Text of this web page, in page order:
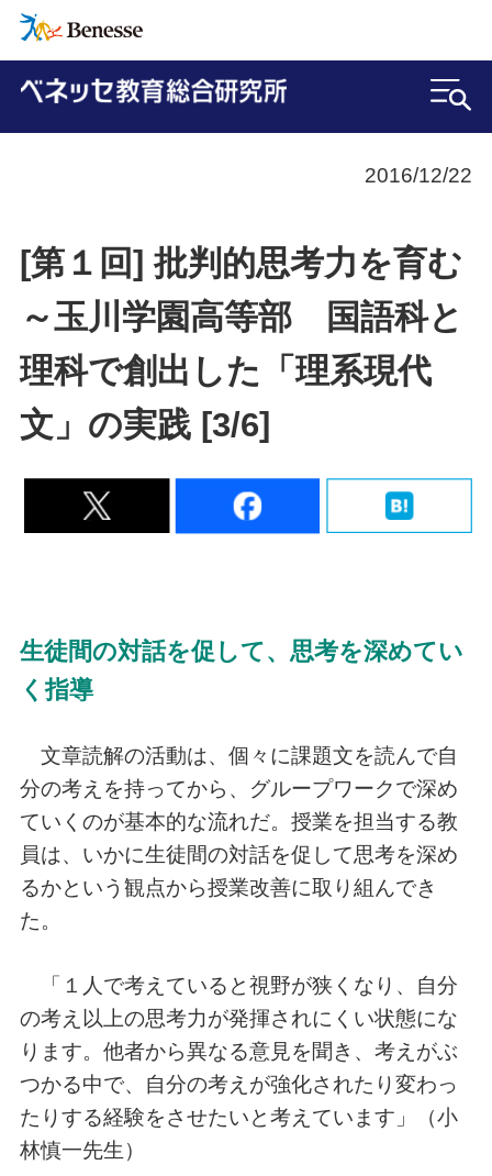
2016/12/22
[第１回] 批判的思考力を育む
～玉川学園高等部 国語科と
理科で創出した「理系現代
文」の実践 [3/6]
生徒間の対話を促して、思考を深めてい
く指導
文章読解の活動は、個々に課題文を読んで自
分の考えを持ってから、グループワークで深め
ていくのが基本的な流れだ。授業を担当する教
員は、いかに生徒間の対話を促して思考を深め
るかという観点から授業改善に取り組んでき
た。
「１人で考えていると視野が狭くなり、自分
の考え以上の思考力が発揮されにくい状態にな
ります。他者から異なる意見を聞き、考えがぶ
つかる中で、自分の考えが強化されたり変わっ
たりする経験をさせたいと考えています」（小
林慎一先生）